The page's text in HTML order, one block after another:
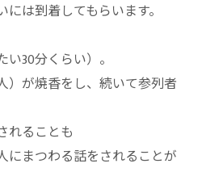
は到着してもらいます。
30分くらい）。
）が焼香をし、続いて参列者
れることも
にまつわる話をされることが